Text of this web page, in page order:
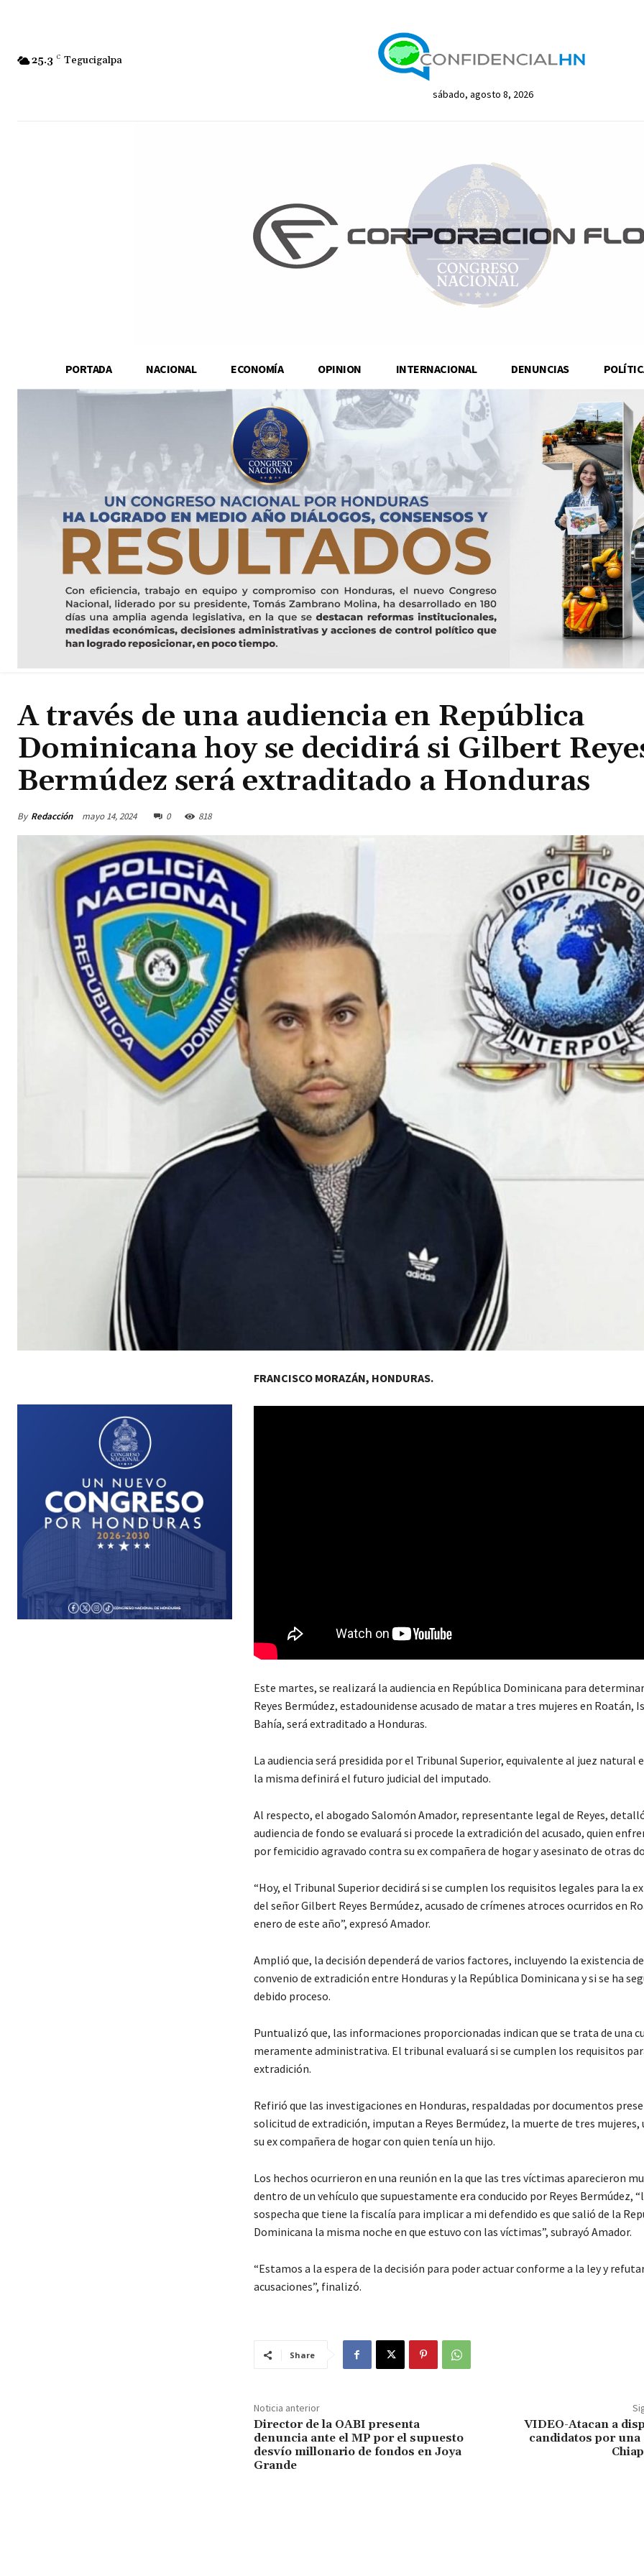
25.3 C Tegucigalpa
sábado, agosto 8, 2026
PORTADA NACIONAL ECONOMÍA OPINION INTERNACIONAL DENUNCIAS
A través de una audiencia en República
Dominicana hoy se decidirá si Gilbert
Bermúdez será extraditado a Honduras
By Redacción mayo 14, 2024 0 818
FRANCISCO MORAZÁN, HONDURAS.
Este martes, se realizará la audiencia en República Dominicana para
Reyes Bermúdez, estadounidense acusado de matar a tres mujeres en Roatán,
Bahía, será extraditado a Honduras.
La audiencia será presidida por el Tribunal Superior, equivalente al juez natural
la misma definirá el futuro judicial del imputado.
Al respecto, el abogado Salomón Amador, representante legal de Reyes,
audiencia de fondo se evaluará si procede la extradición del acusado, quien
por femicidio agravado contra su ex compañera de hogar y asesinato de otras
“Hoy, el Tribunal Superior decidirá si se cumplen los requisitos legales para la
del señor Gilbert Reyes Bermúdez, acusado de crímenes atroces ocurridos en
enero de este año”, expresó Amador.
Amplió que, la decisión dependerá de varios factores, incluyendo la existencia
convenio de extradición entre Honduras y la República Dominicana y si se ha
debido proceso.
Puntualizó que, las informaciones proporcionadas indican que se trata de una
meramente administrativa. El tribunal evaluará si se cumplen los requisitos
extradición.
Refirió que las investigaciones en Honduras, respaldadas por documentos
solicitud de extradición, imputan a Reyes Bermúdez, la muerte de tres mujeres,
su ex compañera de hogar con quien tenía un hijo.
Los hechos ocurrieron en una reunión en la que las tres víctimas aparecieron
dentro de un vehículo que supuestamente era conducido por Reyes Bermúdez,
sospecha que tiene la fiscalía para implicar a mi defendido es que salió de la
Dominicana la misma noche en que estuvo con las víctimas”, subrayó Amador.
“Estamos a la espera de la decisión para poder actuar conforme a la ley y
acusaciones”, finalizó.
Share
Noticia anterior
Director de la OABI presenta
denuncia ante el MP por el supuesto
desvío millonario de fondos en Joya
Grande
VIDEO-Atacan a
candidatos por una